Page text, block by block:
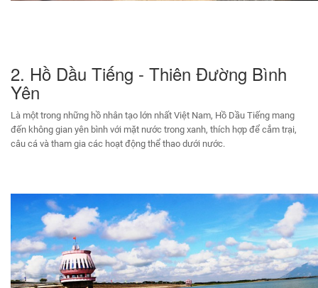
2. Hồ Dầu Tiếng - Thiên Đường Bình
Yên
Là một trong những hồ nhân tạo lớn nhất Việt Nam, Hồ Dầu Tiếng mang
đến không gian yên bình với mặt nước trong xanh, thích hợp để cắm trại,
câu cá và tham gia các hoạt động thể thao dưới nước.